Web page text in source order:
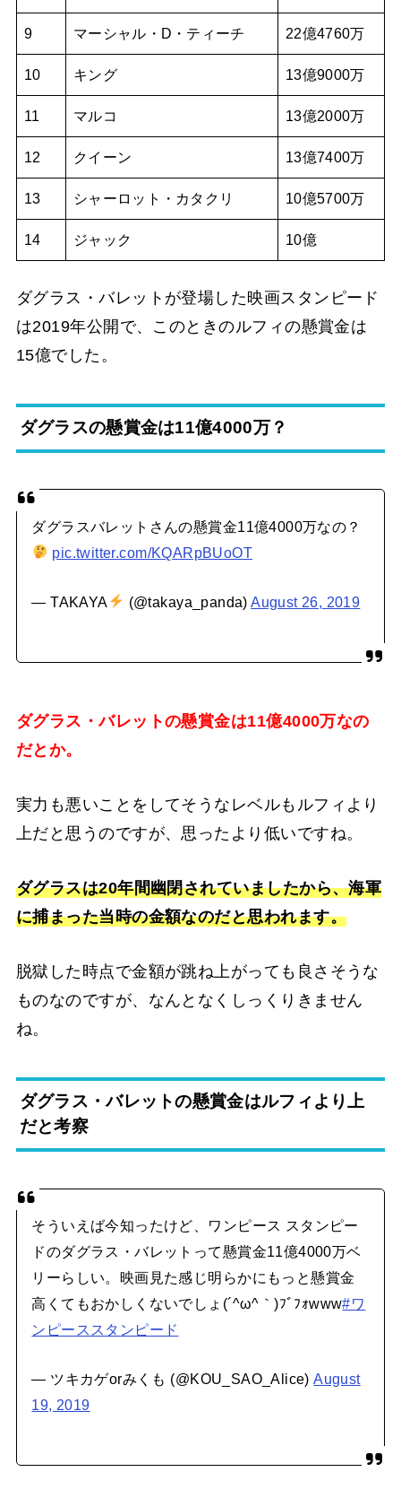
9 マーシャル・D・ティーチ 22億4760万
10 キング 13億9000万
11 マルコ 13億2000万
12 クイーン 13億7400万
13 シャーロット・カタクリ 10億5700万
14 ジャック 10億
ダグラス・バレットが登場した映画スタンピード
は2019年公開で、このときのルフィの懸賞金は
15億でした。
ダグラスの懸賞金は11億4000万？
ダグラスバレットさんの懸賞金11億4000万なの？
pic.twitter.com/KQARpBUoOT
— TAKAYA (@takaya_panda)August 26, 2019
ダグラス・バレットの懸賞金は11億4000万なの
だとか。
実力も悪いことをしてそうなレベルもルフィより
上だと思うのですが、思ったより低いですね。
ダグラスは20年間幽閉されていましたから、海軍
に捕まった当時の金額なのだと思われます。
脱獄した時点で金額が跳ね上がっても良さそうな
ものなのですが、なんとなくしっくりきません
ね。
ダグラス・バレットの懸賞金はルフィより上
だと考察
そういえば今知ったけど、ワンピース スタンピー
ドのダグラス・バレットって懸賞金11億4000万ベ
リーらしい。映画見た感じ明らかにもっと懸賞金
高くてもおかしくないでしょ(´^ω^｀)ﾌﾞﾌｫwww#ワ
ンピーススタンピード
— ツキカゲorみくも (@KOU_SAO_Alice)August
19, 2019